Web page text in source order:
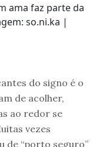
ama faz parte da
so.ni.ka |
do signo é o
de acolher,
ao redor se
vezes
de “porto seguro”